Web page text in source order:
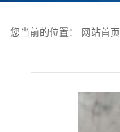
您当前的位置： 网站首页